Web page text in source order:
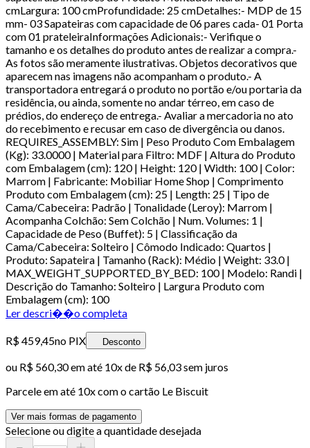
cmLargura: 100 cmProfundidade: 25 cmDetalhes:- MDP de 15
mm- 03 Sapateiras com capacidade de 06 pares cada- 01 Porta
com 01 prateleiraInformações Adicionais:- Verifique o
tamanho e os detalhes do produto antes de realizar a compra.-
As fotos são meramente ilustrativas. Objetos decorativos que
aparecem nas imagens não acompanham o produto.- A
transportadora entregará o produto no portão e/ou portaria da
residência, ou ainda, somente no andar térreo, em caso de
prédios, do endereço de entrega.- Avaliar a mercadoria no ato
do recebimento e recusar em caso de divergência ou danos.
REQUIRES_ASSEMBLY: Sim | Peso Produto Com Embalagem
(Kg): 33.0000 | Material para Filtro: MDF | Altura do Produto
com Embalagem (cm): 120 | Height: 120 | Width: 100 | Color:
Marrom | Fabricante: Mobiliar Home Shop | Comprimento
Produto com Embalagem (cm): 25 | Length: 25 | Tipo de
Cama/Cabeceira: Padrão | Tonalidade (Leroy): Marrom |
Acompanha Colchão: Sem Colchão | Num. Volumes: 1 |
Capacidade de Peso (Buffet): 5 | Classificação da
Cama/Cabeceira: Solteiro | Cômodo Indicado: Quartos |
Produto: Sapateira | Tamanho (Rack): Médio | Weight: 33.0 |
MAX_WEIGHT_SUPPORTED_BY_BED: 100 | Modelo: Randi |
Descrição do Tamanho: Solteiro | Largura Produto com
Embalagem (cm): 100
Ler descri��o completa
R$ 459,45no PIX Desconto
ou R$ 560,30em até 10x de R$ 56,03 sem juros
Parcele em até 10x com o cartão Le Biscuit
Ver mais formas de pagamento
Selecione ou digite a quantidade desejada